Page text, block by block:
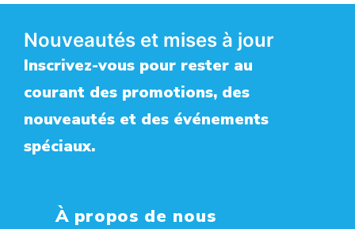
Nouveautés et mises à jour
Inscrivez-vous pour rester au
courant des promotions, des
nouveautés et des événements
spéciaux.
À propos de nous